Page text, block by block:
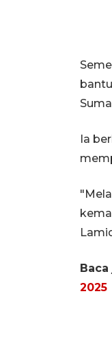
Ia
2025